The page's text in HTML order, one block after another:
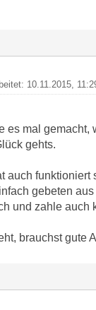
10.11.2015,
es mal
gehts.
auch
gebeten
und zahle auch
brauchst gute